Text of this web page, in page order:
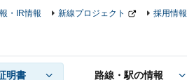
明書 路線・駅の情報
・IR情報 新線プロジェクト 採用情報